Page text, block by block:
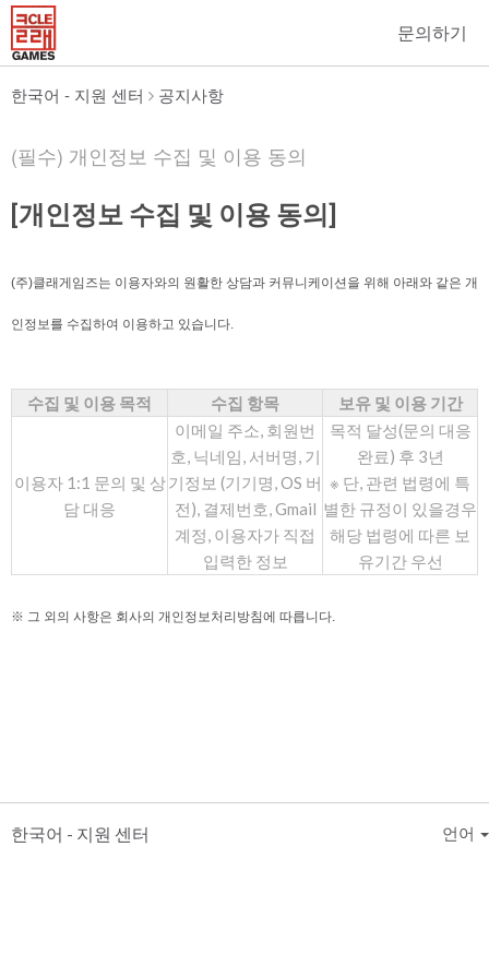
문의하기
한국어 - 지원 센터 공지사항
(필수) 개인정보 수집 및 이용 동의
[개인정보 수집 및 이용 동의]
(주)클래게임즈는 이용자와의 원활한 상담과 커뮤니케이션을 위해 아래와 같은 개
인정보를 수집하여 이용하고 있습니다.
수집 및 이용 목적 수집 항목 보유 및 이용 기간
이용자 1:1 문의 및 상
담 대응
이메일 주소, 회원번
호, 닉네임, 서버명, 기
기정보 (기기명, OS 버
전), 결제번호, Gmail
계정, 이용자가 직접
입력한 정보
목적 달성(문의 대응
완료) 후 3년
※ 단, 관련 법령에 특
별한 규정이 있을경우
해당 법령에 따른 보
유기간 우선
※ 그 외의 사항은 회사의 개인정보처리방침에 따릅니다.
한국어 - 지원 센터 언어